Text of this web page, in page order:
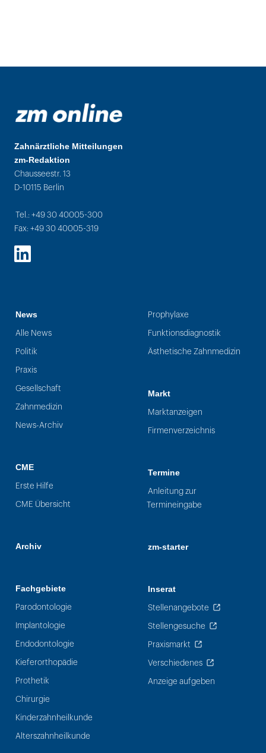
Zahnärztliche Mitteilungen
zm-Redaktion
Chausseestr. 13
D-10115 Berlin
Tel.: +49 30 40005-300
Fax: +49 30 40005-319
LinkedIn
News
Alle News
Politik
Praxis
Gesellschaft
Zahnmedizin
News-Archiv
CME
Erste Hilfe
CME Übersicht
Archiv
Fachgebiete
Parodontologie
Implantologie
Endodontologie
Kieferorthopädie
Prothetik
Chirurgie
Kinderzahnheilkunde
Alterszahnheilkunde
Prophylaxe
Funktionsdiagnostik
Ästhetische Zahnmedizin
Markt
Marktanzeigen
Firmenverzeichnis
Termine
Anleitung zur
Termineingabe
zm-starter
Inserat
Stellenangebote
Stellengesuche
Praxismarkt
Verschiedenes
Anzeige aufgeben